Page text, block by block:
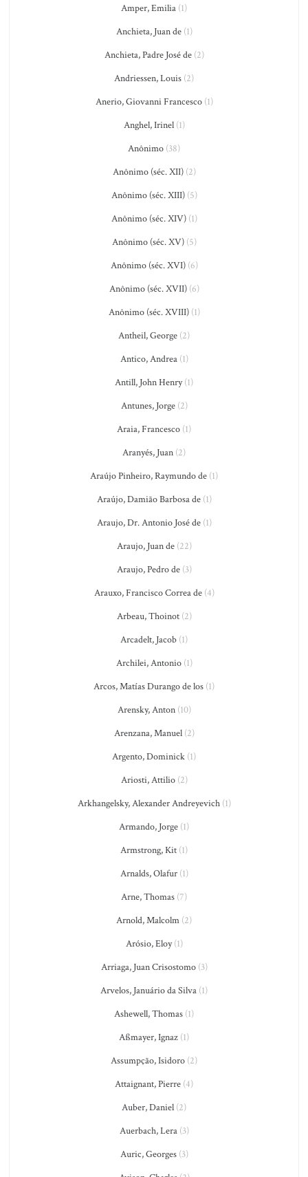
Amper, Emilia (1)
Anchieta, Juan de(1)
Anchieta, Padre José de(2)
Andriessen, Louis (2)
Anerio, Giovanni Francesco(1)
Anghel, Irinel(1)
Anônimo (38)
Anônimo (séc. XII)(2)
Anônimo (séc. XIII)(5)
Anônimo (séc. XIV)(1)
Anônimo (séc. XV)(5)
Anônimo (séc. XVI)(6)
Anônimo (séc. XVII)(6)
Anônimo (séc. XVIII)(1)
Antheil, George (2)
Antico, Andrea(1)
Antill, John Henry(1)
Antunes, Jorge(2)
Araia, Francesco (1)
Aranyés, Juan (2)
Araújo Pinheiro, Raymundo de (1)
Araújo, Damião Barbosa de(1)
Araujo, Dr. Antonio José de(1)
Araujo, Juan de(22)
Araujo, Pedro de(3)
Arauxo, Francisco Correa de(4)
Arbeau, Thoinot(2)
Arcadelt, Jacob (1)
Archilei, Antonio(1)
Arcos, Matías Durango de los (1)
Arensky, Anton(10)
Arenzana, Manuel(2)
Argento, Dominick (1)
Ariosti, Attilio(2)
Arkhangelsky, Alexander Andreyevich(1)
Armando, Jorge (1)
Armstrong, Kit (1)
Arnalds, Olafur(1)
Arne, Thomas (7)
Arnold, Malcolm (2)
Arósio, Eloy(1)
Arriaga, Juan Crisostomo(3)
Arvelos, Januário da Silva (1)
Ashewell, Thomas (1)
Aßmayer, Ignaz (1)
Assumpção, Isidoro (2)
Attaignant, Pierre (4)
Auber, Daniel (2)
Auerbach, Lera(3)
Auric, Georges(3)